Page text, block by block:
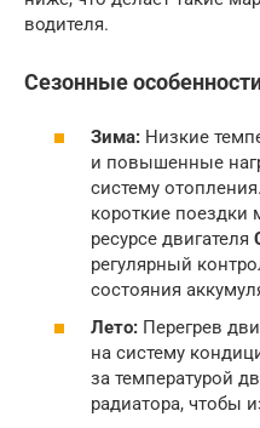
водителя.
Сезонные
Зима: Низкие
и повышенные
систему
короткие поездки
ресурсе двигателя
регулярный
состояния
Лето: Перегрев
на систему
за температурой
радиатора, чтобы